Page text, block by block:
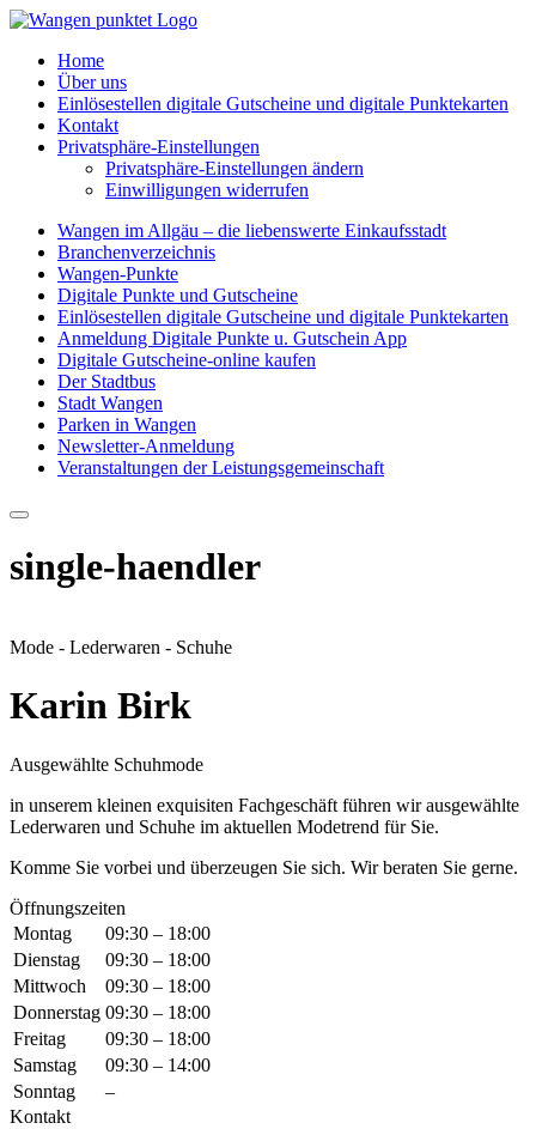
Home
Über uns
Einlösestellen digitale Gutscheine und digitale Punktekarten
Kontakt
Privatsphäre-Einstellungen
Privatsphäre-Einstellungen ändern
Einwilligungen widerrufen
Wangen im Allgäu – die liebenswerte Einkaufsstadt
Branchenverzeichnis
Wangen-Punkte
Digitale Punkte und Gutscheine
Einlösestellen digitale Gutscheine und digitale Punktekarten
Anmeldung Digitale Punkte u. Gutschein App
Digitale Gutscheine-online kaufen
Der Stadtbus
Stadt Wangen
Parken in Wangen
Newsletter-Anmeldung
Veranstaltungen der Leistungsgemeinschaft
single-haendler
Mode - Lederwaren - Schuhe
Karin Birk
Ausgewählte Schuhmode
in unserem kleinen exquisiten Fachgeschäft führen wir ausgewählte
Lederwaren und Schuhe im aktuellen Modetrend für Sie.
Komme Sie vorbei und überzeugen Sie sich. Wir beraten Sie gerne.
Öffnungszeiten
Montag
09:30 – 18:00
Dienstag
09:30 – 18:00
Mittwoch
09:30 – 18:00
Donnerstag 09:30 – 18:00
Freitag
09:30 – 18:00
Samstag
09:30 – 14:00
Sonntag
–
Kontakt